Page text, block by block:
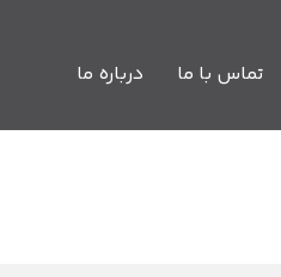
تماس با ما درباره ما